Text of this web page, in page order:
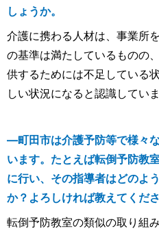
しょうか。
介護に携わる人材は、事業所
の基準は満たしているものの
供するためには不足している
しい状況になると認識していま
―町田市は介護予防等で様々
います。たとえば転倒予防教
に行い、その指導者はどのよ
か？よろしければ教えてくださ
転倒予防教室の類似の取り組